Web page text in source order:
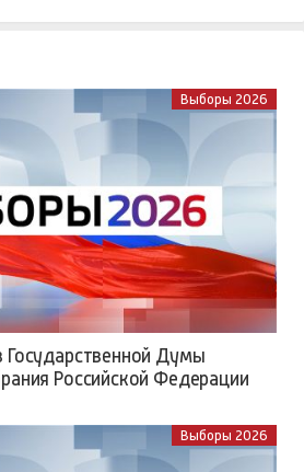
Выборы 2026
Думы
Российской Федерации
Выборы 2026